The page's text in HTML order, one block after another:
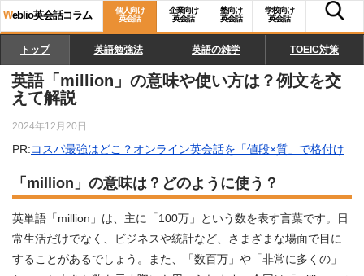
Weblio英会話コラム
個人向け
英会話
企業向け
英会話
塾向け
英会話
学校向け
英会話
トップ 英語勉強法 英語の雑学 TOEIC対策
英語「million」の意味や使い方は？例文を交
えて解説
2024年12月20日
PR:コスパ最強はどこ？オンライン英会話を「値段×質」で格付け
「million」の意味は？どのように使う？
英単語「million」は、主に「100万」という数を表す言葉です。日
常生活だけでなく、ビジネスや統計など、さまざまな場面で目に
することがあるでしょう。また、「数百万」や「非常に多くの」